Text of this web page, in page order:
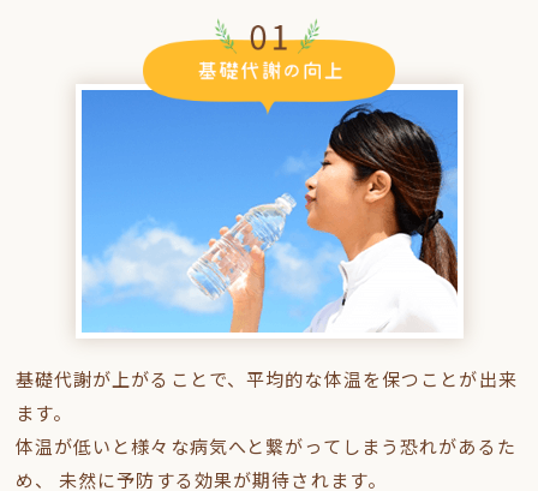
基礎代謝が上がることで、平均的な体温を保つことが出来
ます。
体温が低いと様々な病気へと繋がってしまう恐れがあるた
め、 未然に予防する効果が期待されます。